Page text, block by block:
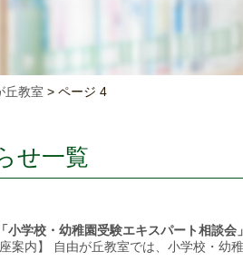
丘教室 > ページ 4
せ一覧
学校・幼稚園受験エキスパート相談会
案内】 自由が丘教室では、小学校・幼